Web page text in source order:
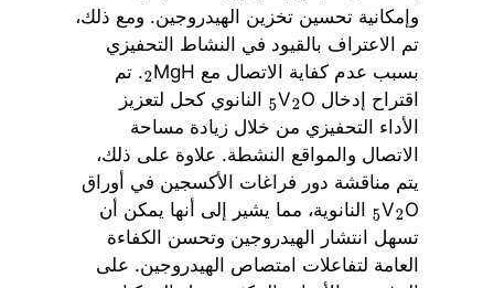
وإمكانية تحسين تخزين الهيدروجين. ومع ذلك،
تم الاعتراف بالقيود في النشاط التحفيزي
بسبب عدم كفاية الاتصال مع MgH
2. تم
اقتراح إدخال V
2O
5 النانوي كحل لتعزيز
الأداء التحفيزي من خلال زيادة مساحة
الاتصال والمواقع النشطة. علاوة على ذلك،
يتم مناقشة دور فراغات الأكسجين في أوراق
V2O
5 النانوية، مما يشير إلى أنها يمكن أن
تسهل انتشار الهيدروجين وتحسن الكفاءة
العامة لتفاعلات امتصاص الهيدروجين. على